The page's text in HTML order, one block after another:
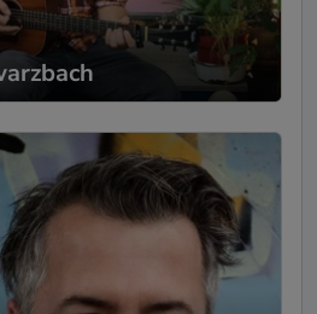
und sehr angenehmer
nochmal!
- Private
24.09.2023
extra ordinary musician and
to finger style guitar is very
totally recommend booking
nice mediative and beautiful